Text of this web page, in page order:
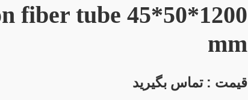
fiber tube 45*50*1200
mm
قیمت : تماس بگیرید